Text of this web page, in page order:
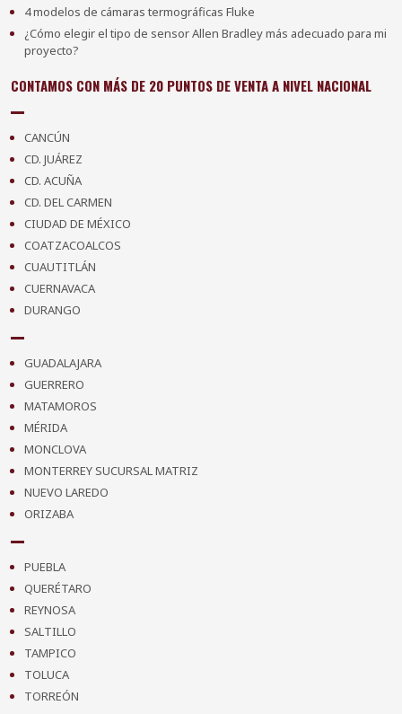
4 modelos de cámaras termográficas Fluke
¿Cómo elegir el tipo de sensor Allen Bradley más adecuado para mi
proyecto?
CONTAMOS CON MÁS DE 20 PUNTOS DE VENTA A NIVEL NACIONAL
CANCÚN
CD. JUÁREZ
CD. ACUÑA
CD. DEL CARMEN
CIUDAD DE MÉXICO
COATZACOALCOS
CUAUTITLÁN
CUERNAVACA
DURANGO
GUADALAJARA
GUERRERO
MATAMOROS
MÉRIDA
MONCLOVA
MONTERREY SUCURSAL MATRIZ
NUEVO LAREDO
ORIZABA
PUEBLA
QUERÉTARO
REYNOSA
SALTILLO
TAMPICO
TOLUCA
TORREÓN